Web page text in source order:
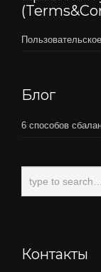
Блог
6 способов
Контакты